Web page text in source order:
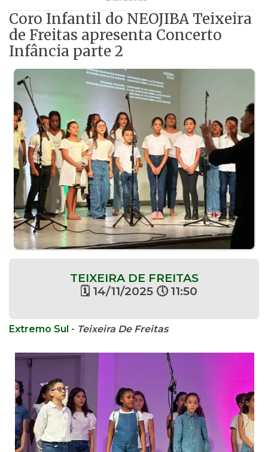
Coro Infantil do NEOJIBA Teixeira
de Freitas apresenta Concerto
Infância parte 2
TEIXEIRA DE FREITAS
🗓 14/11/2025 🕔 11:50
Extremo Sul - Teixeira De Freitas